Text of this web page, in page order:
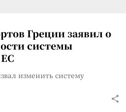
Греции заявил о
системы
изменить систему